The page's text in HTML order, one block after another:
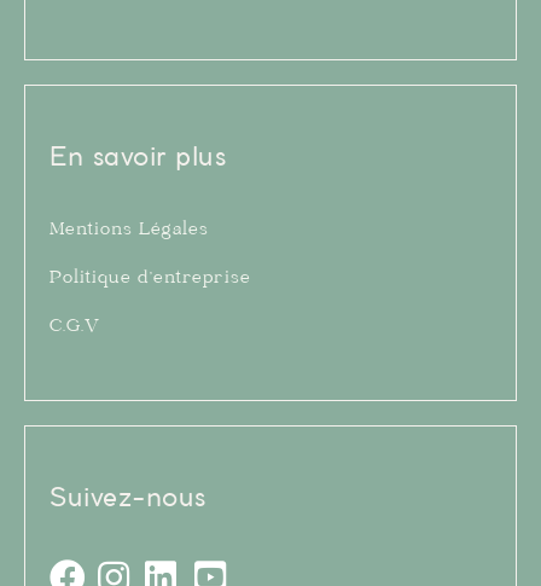
En savoir plus
Mentions Légales
Politique d’entreprise
C.G.V
Suivez-nous